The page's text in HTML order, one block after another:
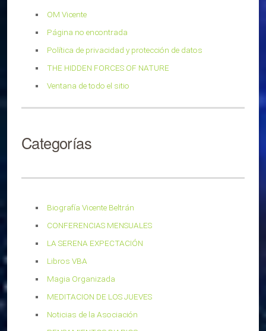
OM Vicente
Página no encontrada
Política de privacidad y protección de datos
THE HIDDEN FORCES OF NATURE
Ventana de todo el sitio
Categorías
Biografía Vicente Beltrán
CONFERENCIAS MENSUALES
LA SERENA EXPECTACIÓN
Libros VBA
Magia Organizada
MEDITACION DE LOS JUEVES
Noticias de la Asociación